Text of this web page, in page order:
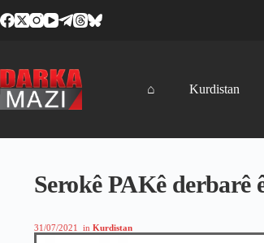
to
⌂ Kurdistan
Serokê PAKê
31/07/2021 in Kurdistan